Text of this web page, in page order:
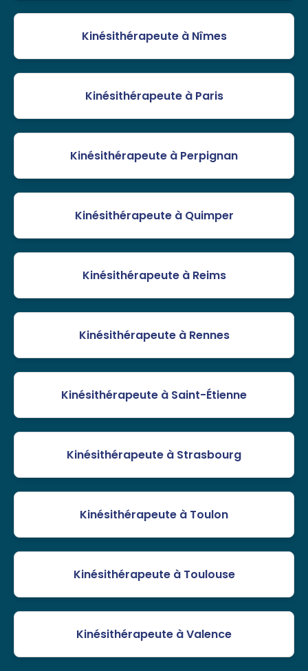
Kinésithérapeute à Nîmes
Kinésithérapeute à Paris
Kinésithérapeute à Perpignan
Kinésithérapeute à Quimper
Kinésithérapeute à Reims
Kinésithérapeute à Rennes
Kinésithérapeute à Saint-Étienne
Kinésithérapeute à Strasbourg
Kinésithérapeute à Toulon
Kinésithérapeute à Toulouse
Kinésithérapeute à Valence